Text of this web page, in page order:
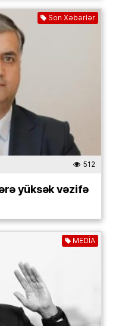
Son Xəbərlər
512
yüksək vəzifə
MEDİA